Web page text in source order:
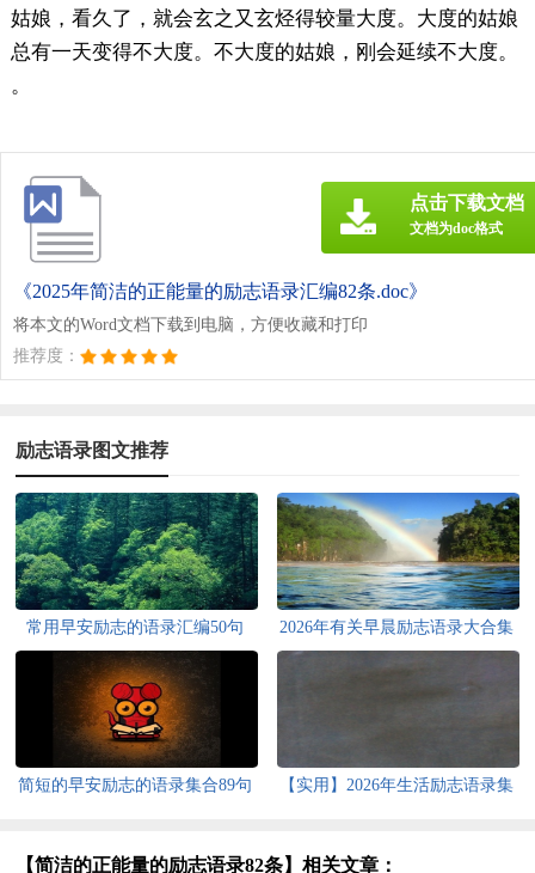
姑娘，看久了，就会玄之又玄烃得较量大度。大度的姑娘
总有一天变得不大度。不大度的姑娘，刚会延续不大度。
。
《2025年简洁的正能量的励志语录汇编82条.doc》
将本文的Word文档下载到电脑，方便收藏和打印
推荐度：
点击下载文档
文档为doc格式
励志语录图文推荐
常用早安励志的语录汇编50句
2026年有关早晨励志语录大合集
简短的早安励志的语录集合89句
【实用】2026年生活励志语录集
【简洁的正能量的励志语录82条】相关文章：